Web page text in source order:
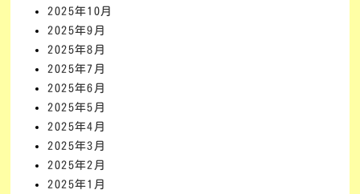
2025年10月
2025年9月
2025年8月
2025年7月
2025年6月
2025年5月
2025年4月
2025年3月
2025年2月
2025年1月